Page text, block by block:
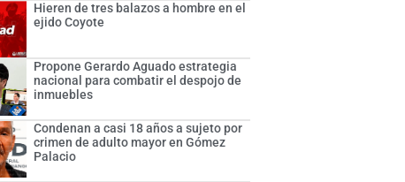
Hieren de tres balazos a hombre en el
ejido Coyote
Propone Gerardo Aguado estrategia
nacional para combatir el despojo de
inmuebles
Condenan a casi 18 años a sujeto por
crimen de adulto mayor en Gómez
Palacio